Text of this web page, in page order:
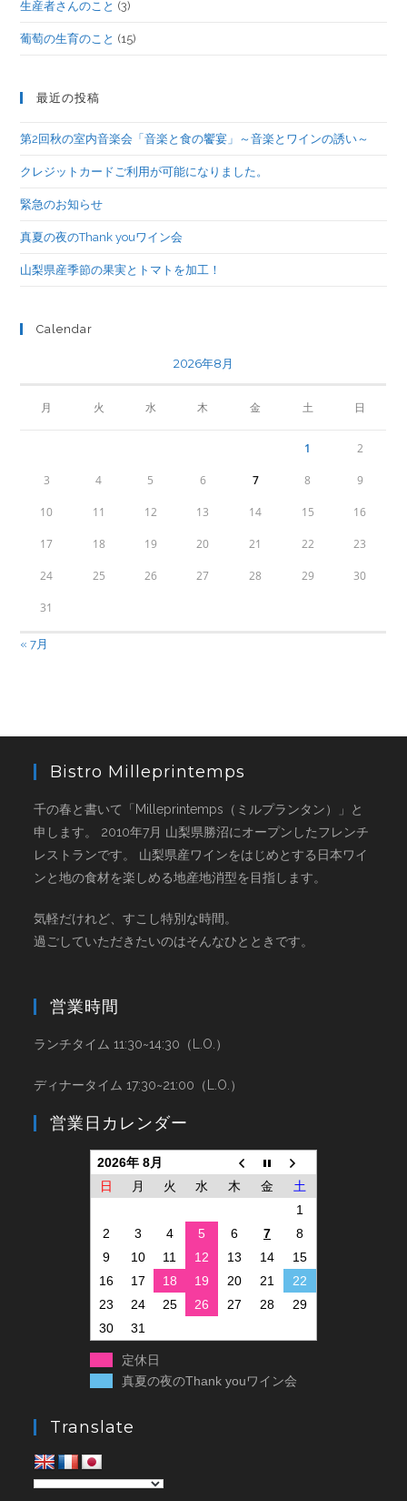
生産者さんのこと (3)
葡萄の生育のこと (15)
最近の投稿
第2回秋の室内音楽会「音楽と食の饗宴」～音楽とワインの誘い～
クレジットカードご利用が可能になりました。
緊急のお知らせ
真夏の夜のThank youワイン会
山梨県産季節の果実とトマトを加工！
Calendar
2026年8月
月 火 水 木 金 土 日
1 2
3 4 5 6 7 8 9
10 11 12 13 14 15 16
17 18 19 20 21 22 23
24 25 26 27 28 29 30
31
« 7月
Bistro Milleprintemps
千の春と書いて「Milleprintemps（ミルプランタン）」と
申します。 2010年7月 山梨県勝沼にオープンしたフレンチ
レストランです。 山梨県産ワインをはじめとする日本ワイ
ンと地の食材を楽しめる地産地消型を目指します。
気軽だけれど、すこし特別な時間。
過ごしていただきたいのはそんなひとときです。
営業時間
ランチタイム 11:30~14:30（L.O.）
ディナータイム 17:30~21:00（L.O.）
営業日カレンダー
2026年 8月
日
月 火 水 木 金
土
1
2
3 4 5 6 7
8
9
10 11 12 13 14
15
16
17 18 19 20 21
22
23
24 25 26 27 28
29
30
31
定休日
真夏の夜のThank youワイン会
Translate